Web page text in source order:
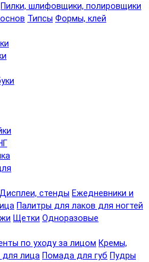
Пилки, шлифовщики, полировщики
Типсы Формы, клей
Дисплеи, стенды Ежедневники и
Палитры для лаков для ногтей
Щетки Одноразовые
по уходу за лицом Кремы,
для лица Помада для губ Пудры